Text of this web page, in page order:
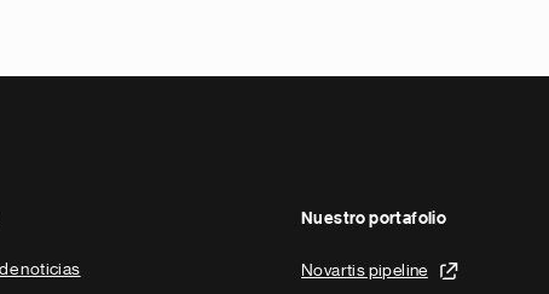
noticias
Nuestro portafolio
Novartis pipeline